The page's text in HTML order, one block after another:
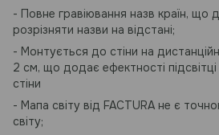
- Повне гравіювання назв країн, що
розрізняти назви на відстані;
- Монтується до стіни на
2 см, що додає ефектності підсвітці
стіни
- Мапа світу від FACTURA не є
світу;